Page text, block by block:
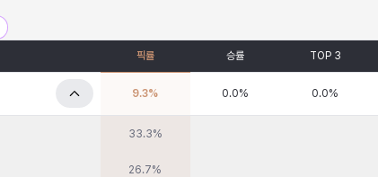
픽률 승률 TOP 3
9.3% 0.0% 0.0%
33.3%
26.7%